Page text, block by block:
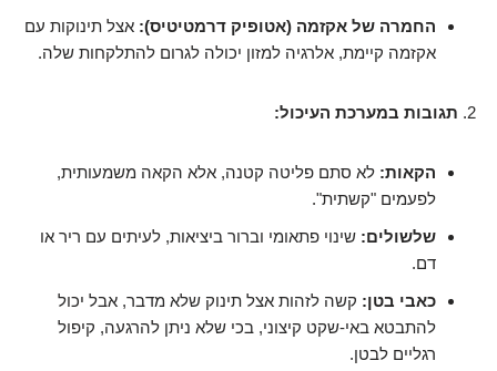
החמרה של אקזמה (אטופיק דרמטיטיס): אצל תינוקות עם
אקזמה קיימת, אלרגיה למזון יכולה לגרום להתלקחות שלה.
תגובות במערכת העיכול:
הקאות: לא סתם פליטה קטנה, אלא הקאה משמעותית,
לפעמים "קשתית".
שלשולים: שינוי פתאומי וברור ביציאות, לעיתים עם ריר או
דם.
כאבי בטן: קשה לזהות אצל תינוק שלא מדבר, אבל יכול
להתבטא באי-שקט קיצוני, בכי שלא ניתן להרגעה, קיפול
רגליים לבטן.